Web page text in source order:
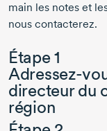
main les notes et
nous contacterez.
Étape 1
Adressez-
directeur du
région